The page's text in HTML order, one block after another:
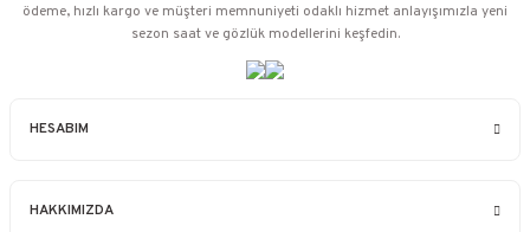
HESABIM
HAKKIMIZDA
ödeme, hızlı kargo ve müşteri memnuniyeti odaklı hizmet anlayışımızla yeni
sezon saat ve gözlük modellerini keşfedin.